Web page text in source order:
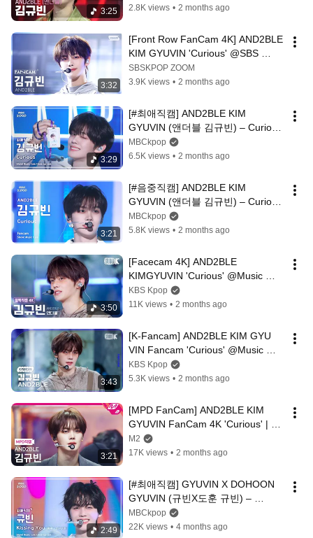
3:25
260603
2.8K views • 2 months ago
3:32
[Front Row FanCam 4K] AND2BLE
KIM GYUVIN 'Curious' @SBS
Inkigayo 260531
SBSKPOP ZOOM
3.9K views • 2 months ago
3:29
[#최애직캠] AND2BLE KIM
GYUVIN (앤더블 김규빈) – Curious
| 쇼! 음악중심 | MBC260530
MBCkpop
6.5K views • 2 months ago
3:21
[#음중직캠] AND2BLE KIM
GYUVIN (앤더블 김규빈) – Curious
FanCam | 쇼! 음악중심 |
MBC260530
MBCkpop
5.8K views • 2 months ago
3:50
[Facecam 4K] AND2BLE
KIMGYUVIN 'Curious' @Music
Bank 260529
KBS Kpop
11K views • 2 months ago
3:43
[K-Fancam] AND2BLE KIM GYU
VIN Fancam 'Curious' @Music
Bank 05/29/26
KBS Kpop
5.3K views • 2 months ago
3:21
[MPD FanCam] AND2BLE KIM
GYUVIN FanCam 4K 'Curious' |
@MCOUNTDOWN_2026.5.28
M2
17K views • 2 months ago
2:49
[#최애직캠] GYUVIN X DOHOON
GYUVIN (규빈X도훈 규빈) –
Kissing You (원곡 : 소녀시대) | 쇼!
음악중심 | MBC260314
MBCkpop
22K views • 4 months ago